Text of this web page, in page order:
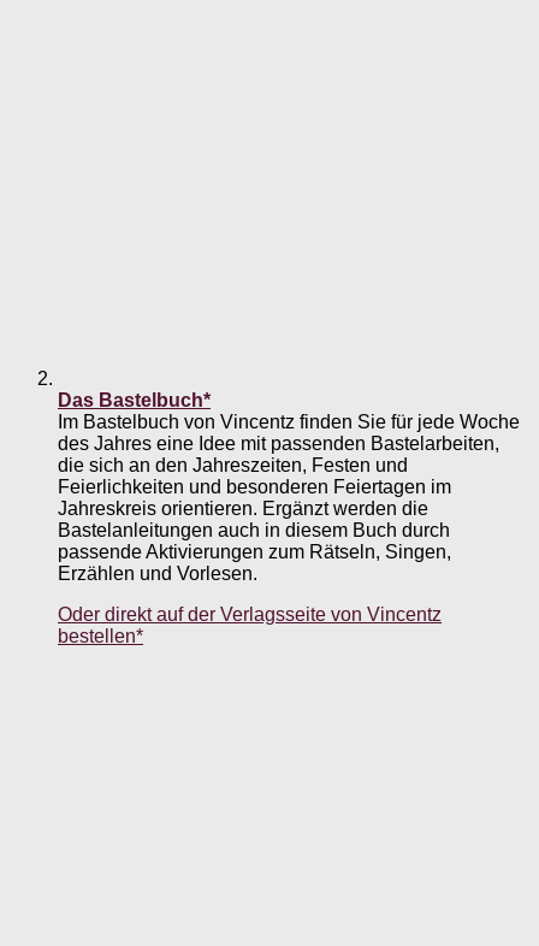
Das Bastelbuch*
Im Bastelbuch von Vincentz finden Sie für jede Woche
des Jahres eine Idee mit passenden Bastelarbeiten,
die sich an den Jahreszeiten, Festen und
Feierlichkeiten und besonderen Feiertagen im
Jahreskreis orientieren. Ergänzt werden die
Bastelanleitungen auch in diesem Buch durch
passende Aktivierungen zum Rätseln, Singen,
Erzählen und Vorlesen.
Oder direkt auf der Verlagsseite von Vincentz
bestellen*